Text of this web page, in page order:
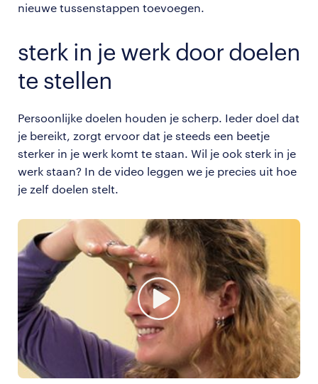
nieuwe tussenstappen toevoegen.
sterk in je werk door doelen
te stellen
Persoonlijke doelen houden je scherp. Ieder doel dat
je bereikt, zorgt ervoor dat je steeds een beetje
sterker in je werk komt te staan. Wil je ook sterk in je
werk staan? In de video leggen we je precies uit hoe
je zelf doelen stelt.